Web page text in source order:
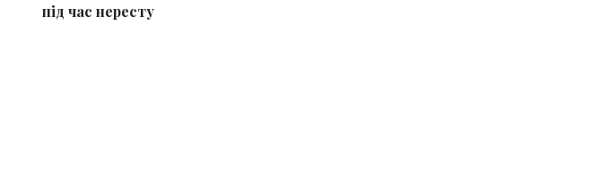
під час нересту